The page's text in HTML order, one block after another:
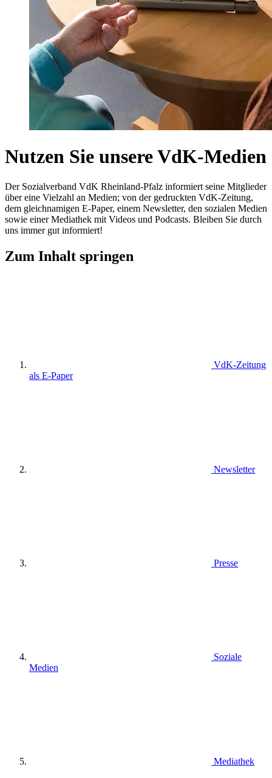
Nutzen Sie unsere VdK-Medien
Der Sozialverband VdK Rheinland-Pfalz informiert seine Mitglieder
über eine Vielzahl an Medien; von der gedruckten VdK-Zeitung,
dem gleichnamigen E-Paper, einem Newsletter, den sozialen Medien
sowie einer Mediathek mit Videos und Podcasts. Bleiben Sie durch
uns immer gut informiert!
Zum Inhalt springen
VdK-Zeitung
als E-Paper
Newsletter
Presse
Soziale
Medien
Mediathek